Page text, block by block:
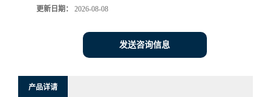
更新日期： 2026-08-08
发送咨询信息
产品详请